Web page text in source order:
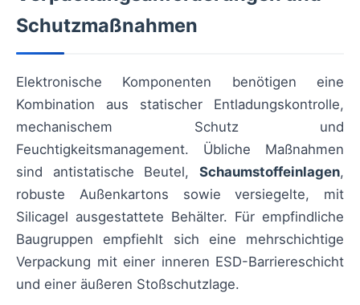
Schutzmaßnahmen
Elektronische Komponenten benötigen eine
Kombination aus statischer Entladungskontrolle,
mechanischem Schutz und
Feuchtigkeitsmanagement. Übliche Maßnahmen
sind antistatische Beutel, Schaumstoffeinlagen,
robuste Außenkartons sowie versiegelte, mit
Silicagel ausgestattete Behälter. Für empfindliche
Baugruppen empfiehlt sich eine mehrschichtige
Verpackung mit einer inneren ESD-Barriereschicht
und einer äußeren Stoßschutzlage.